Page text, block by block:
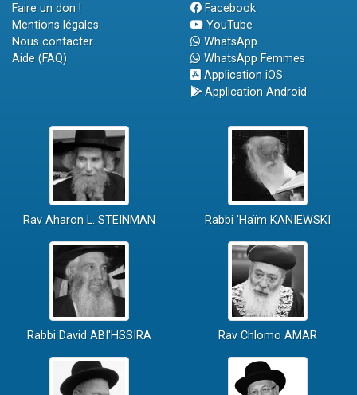
Faire un don !
Mentions légales
Nous contacter
Aide (FAQ)
Facebook
YouTube
WhatsApp
WhatsApp Femmes
Application iOS
Application Android
Rav Aharon L. STEINMAN Rabbi 'Haïm KANIEWSKI
Rabbi David ABI'HSSIRA Rav Chlomo AMAR